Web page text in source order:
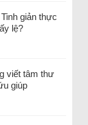
giản thực
lệ?
viết tâm thư
giúp